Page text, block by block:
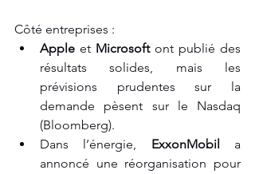
Côté entreprises :
Apple et Microsoft ont publié des
résultats solides, mais les
prévisions prudentes sur la
demande pèsent sur le Nasdaq
(Bloomberg).
Dans l’énergie, ExxonMobil
a
annoncé une réorganisation pour